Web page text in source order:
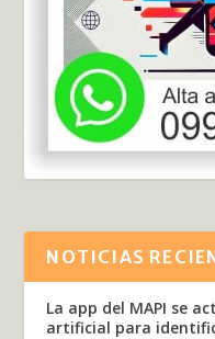
NOTICIAS
La app del MAPI se
artificial para